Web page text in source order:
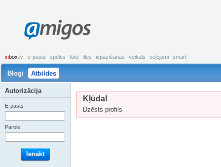
amigos
inbox .lv e-pasts spēles foto files iepazīšanās veikals ceļojumi smart
Blogi Atbildes
Kļūda!
Dzēsts profils
Autorizācija
E-pasts
Parole
Ienākt